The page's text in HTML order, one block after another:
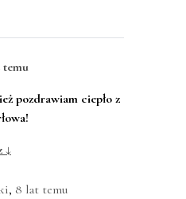
pozdrawiam ciepło z
↓
, 8 lat temu